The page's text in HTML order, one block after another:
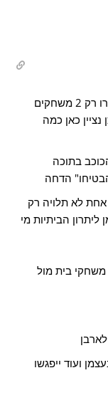
לגבי הסריטים יש אין ספור וזאת למרות שנותרו רק 2 משחקים
כאן כמה
בתוכה
עם 11-21 אמנם אף אחת לא תלויה רק
הביתיות מי
למונאקו המשחקים הקלים ביותר על הנייר 2 משחקי בית מול
20 לא תלויות בעצמן ועוד ייפגשו